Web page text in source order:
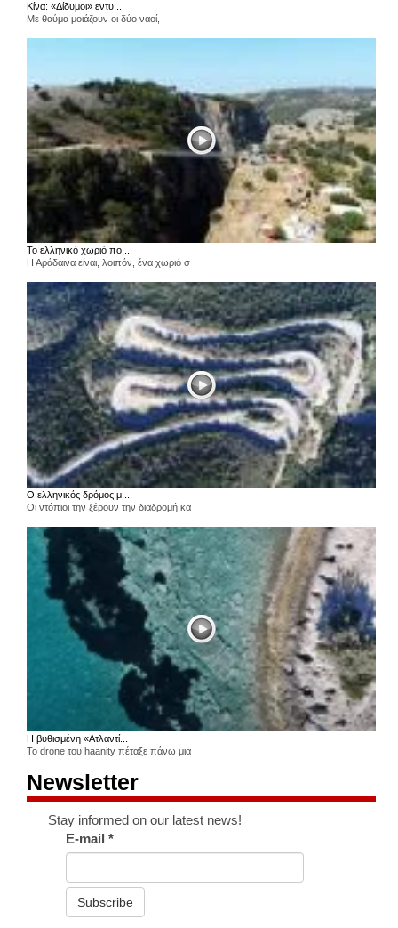
Κίνα: «Δίδυμοι» εντυ...
Με θαύμα μοιάζουν οι δύο ναοί,
Το ελληνικό χωριό πο...
Η Αράδαινα είναι, λοιπόν, ένα χωριό σ
Ο ελληνικός δρόμος μ...
Οι ντόπιοι την ξέρουν την διαδρομή κα
Η βυθισμένη «Ατλαντί...
Το drone του haanity πέταξε πάνω μια
Newsletter
Stay informed on our latest news!
E-mail*
Subscribe